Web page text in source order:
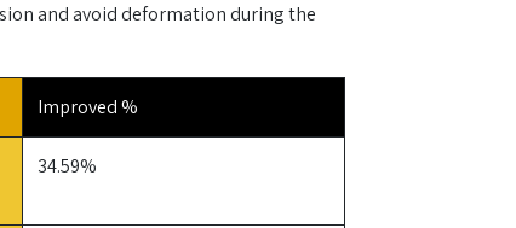
and avoid deformation during the
Improved %
34.59%